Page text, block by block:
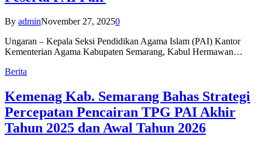
By adminNovember 27, 20250
Ungaran – Kepala Seksi Pendidikan Agama Islam (PAI) Kantor
Kementerian Agama Kabupaten Semarang, Kabul Hermawan…
Berita
Kemenag Kab. Semarang Bahas Strategi
Percepatan Pencairan TPG PAI Akhir
Tahun 2025 dan Awal Tahun 2026